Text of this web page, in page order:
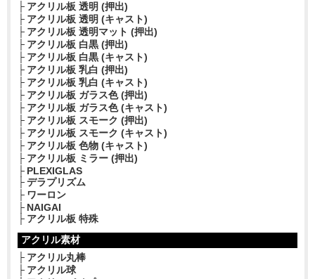
アクリル板 透明 (押出)
アクリル板 透明 (キャスト)
アクリル板 透明マット (押出)
アクリル板 白黒 (押出)
アクリル板 白黒 (キャスト)
アクリル板 乳白 (押出)
アクリル板 乳白 (キャスト)
アクリル板 ガラス色 (押出)
アクリル板 ガラス色 (キャスト)
アクリル板 スモーク (押出)
アクリル板 スモーク (キャスト)
アクリル板 色物 (キャスト)
アクリル板 ミラー (押出)
PLEXIGLAS
デラプリズム
ワーロン
NAIGAI
アクリル板 特殊
アクリル素材
アクリル丸棒
アクリル球